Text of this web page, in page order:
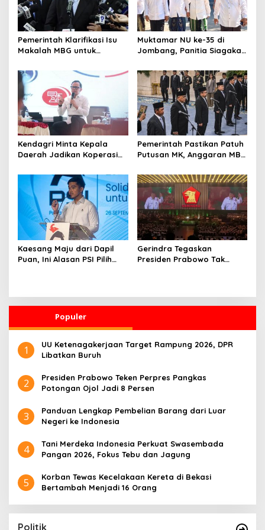
Pemerintah Klarifikasi Isu
Makalah MBG untuk
Perdamaian 2026
Muktamar NU ke-35 di
Jombang, Panitia Siagakan
Kendagri Minta Kepala
Daerah Jadikan Koperasi
Ekonomi Desa
Pemerintah Pastikan Patuh
Putusan MK, Anggaran MBG
Pendidikan
Kaesang Maju dari Dapil
Puan, Ini Alasan PSI Pilih
Gerindra Tegaskan
Presiden Prabowo Tak
Populer
1
UU Ketenagakerjaan Target Rampung 2026, DPR
Libatkan Buruh
2
Presiden Prabowo Teken Perpres Pangkas
Potongan Ojol Jadi 8 Persen
3
Panduan Lengkap Pembelian Barang dari Luar
Negeri ke Indonesia
4
Tani Merdeka Indonesia Perkuat Swasembada
Pangan 2026, Fokus Tebu dan Jagung
5
Korban Tewas Kecelakaan Kereta di Bekasi
Bertambah Menjadi 16 Orang
Politik